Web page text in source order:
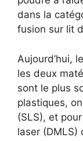
dans la
fusion sur lit
Aujourd’hui,
les deux
sont le plus
plastiques,
(SLS), et
laser (DMLS)